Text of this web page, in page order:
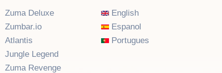
Zuma Deluxe
Zumbar.io
Atlantis
Jungle Legend
Zuma Revenge
English
Espanol
Portugues